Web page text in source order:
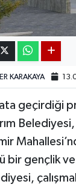
KARAKAYA
geçirdiği
bir gençlik